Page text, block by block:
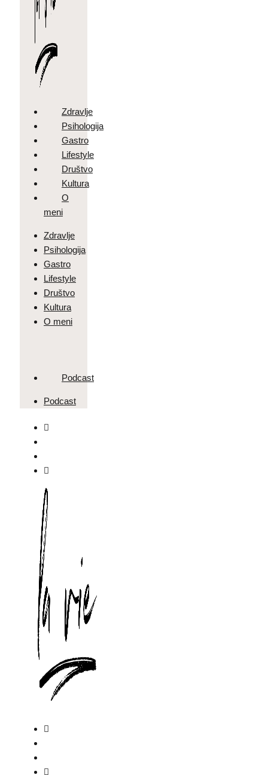
Zdravlje
Psihologija
Gastro
Lifestyle
Društvo
Kultura
O
meni
Zdravlje
Psihologija
Gastro
Lifestyle
Društvo
Kultura
O meni
Podcast
Podcast